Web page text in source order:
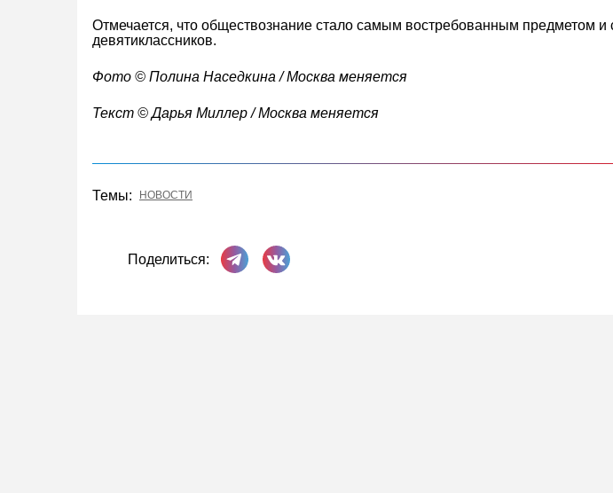
Отмечается, что обществознание стало самым востребованным предметом и
девятиклассников.
Фото © Полина Наседкина / Москва меняется
Текст © Дарья Миллер / Москва меняется
Темы: НОВОСТИ
Поделиться:
Поделиться в Телеграме
Поделиться ВКонтакте